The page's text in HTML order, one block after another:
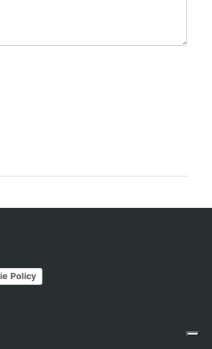
Policy